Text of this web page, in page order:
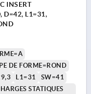
INSERT
D=42, L1=31,
DE FORME=ROND
L1=31
SW=41
STATIQUES